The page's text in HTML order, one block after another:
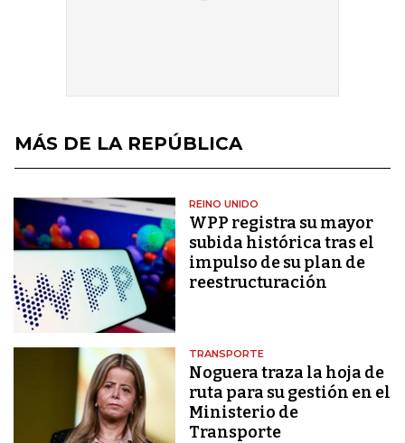
MÁS DE LA REPÚBLICA
REINO UNIDO
WPP registra su mayor
subida histórica tras el
impulso de su plan de
reestructuración
TRANSPORTE
Noguera traza la hoja de
ruta para su gestión en el
Ministerio de
Transporte